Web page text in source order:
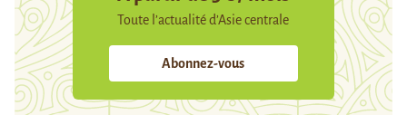
Toute l’actualité d’Asie centrale
Abonnez-vous